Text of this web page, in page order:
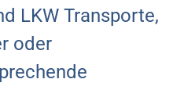
LKW Transporte,
oder